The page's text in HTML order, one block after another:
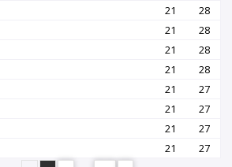
21
28
21
28
21
28
21
28
21
27
21
27
21
27
21
27